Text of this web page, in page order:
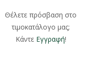
Θέλετε πρόσβαση στο
τιμοκατάλογο μας;
Κάντε Εγγραφή!